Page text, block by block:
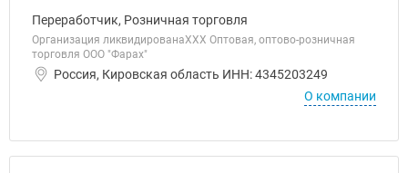
Переработчик, Розничная торговля
Организация ликвидированаХХХ Оптовая, оптово-розничная
торговля ООО "Фарах"
Россия, Кировская область ИНН: 4345203249
О компании